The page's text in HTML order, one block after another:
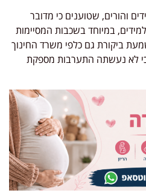
והורים, שטוענים כי מדובר
במיוחד בשכבות המסיימות
ביקורת גם כלפי משרד החינוך
לא נעשתה התערבות מספקת